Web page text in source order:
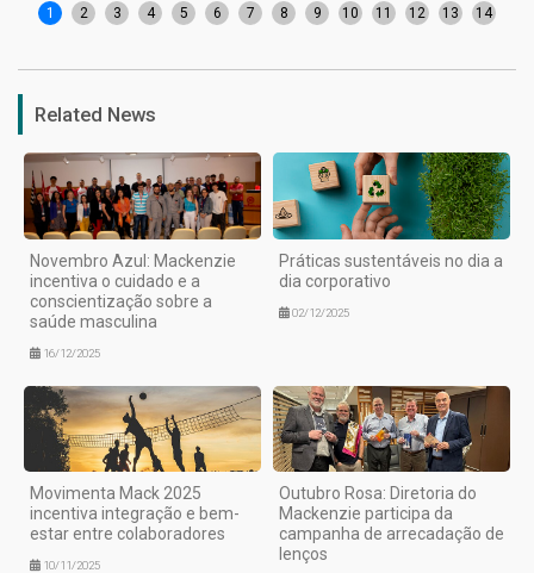
1 2 3 4 5 6 7 8 9 10 11 12 13 14
Related News
Novembro Azul: Mackenzie
incentiva o cuidado e a
conscientização sobre a
saúde masculina
16/12/2025
Práticas sustentáveis no dia a
dia corporativo
02/12/2025
Movimenta Mack 2025
incentiva integração e bem-
estar entre colaboradores
10/11/2025
Outubro Rosa: Diretoria do
Mackenzie participa da
campanha de arrecadação de
lenços